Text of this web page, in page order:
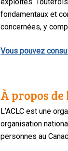
fondamentaux et
concernées, y
Vous pouvez
À propos
L’ACLC est une
organisation
personnes au